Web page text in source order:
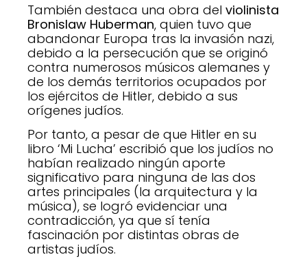
También destaca una obra del violinista
Bronislaw Huberman, quien tuvo que
abandonar Europa tras la invasión nazi,
debido a la persecución que se originó
contra numerosos músicos alemanes y
de los demás territorios ocupados por
los ejércitos de Hitler, debido a sus
orígenes judíos.
Por tanto, a pesar de que Hitler en su
libro ‘Mi Lucha’ escribió que los judíos no
habían realizado ningún aporte
significativo para ninguna de las dos
artes principales (la arquitectura y la
música), se logró evidenciar una
contradicción, ya que sí tenía
fascinación por distintas obras de
artistas judíos.